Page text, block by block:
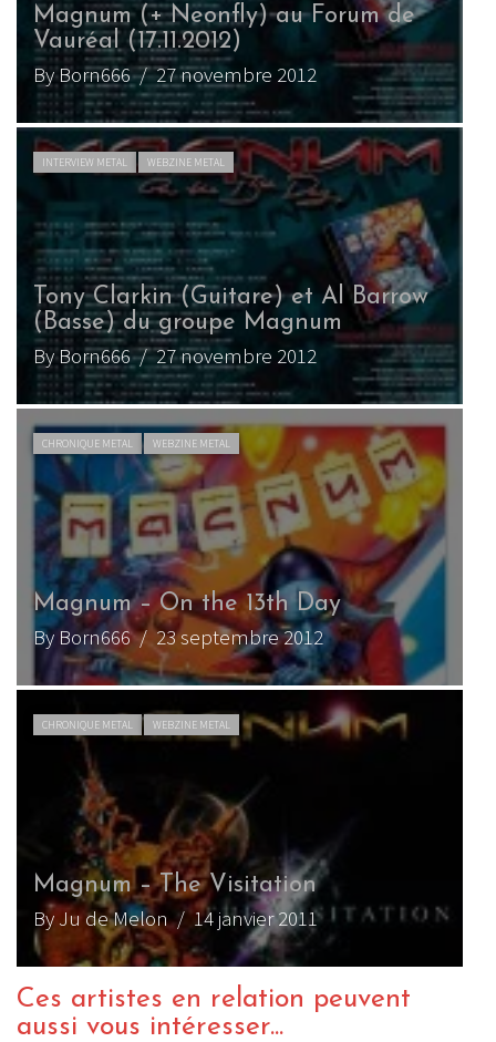
Magnum (+ Neonfly) au Forum de
Vauréal (17.11.2012)
By Born666/ 27 novembre 2012
INTERVIEW METAL WEBZINE METAL
Tony Clarkin (Guitare) et Al Barrow
(Basse) du groupe Magnum
By Born666/ 27 novembre 2012
CHRONIQUE METAL WEBZINE METAL
Magnum – On the 13th Day
By Born666/ 23 septembre 2012
CHRONIQUE METAL WEBZINE METAL
Magnum – The Visitation
By Ju de Melon/ 14 janvier 2011
Ces artistes en relation peuvent
aussi vous intéresser...